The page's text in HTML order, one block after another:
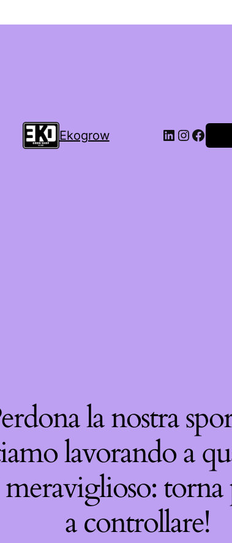
Ekogrow
la nostra
lavorando a
torna
a controllare!